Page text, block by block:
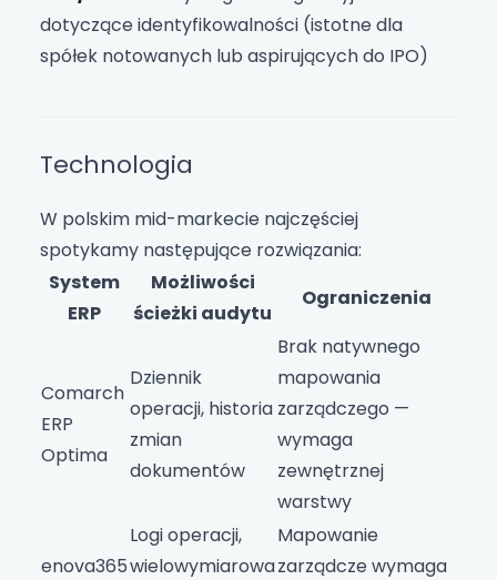
dotyczące identyfikowalności (istotne dla
spółek notowanych lub aspirujących do IPO)
Technologia
W polskim mid-markecie najczęściej
spotykamy następujące rozwiązania:
System
ERP
Możliwości
ścieżki audytu
Ograniczenia
Comarch
ERP
Optima
Dziennik
operacji, historia
zmian
dokumentów
Brak natywnego
mapowania
zarządczego —
wymaga
zewnętrznej
warstwy
enova365
Logi operacji,
wielowymiarowa
Mapowanie
zarządcze wymaga